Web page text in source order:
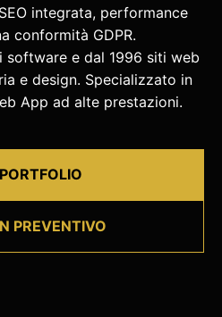
integrata, performance
conformità GDPR.
software e dal 1996 siti web
e design. Specializzato in
App ad alte prestazioni.
PREVENTIVO